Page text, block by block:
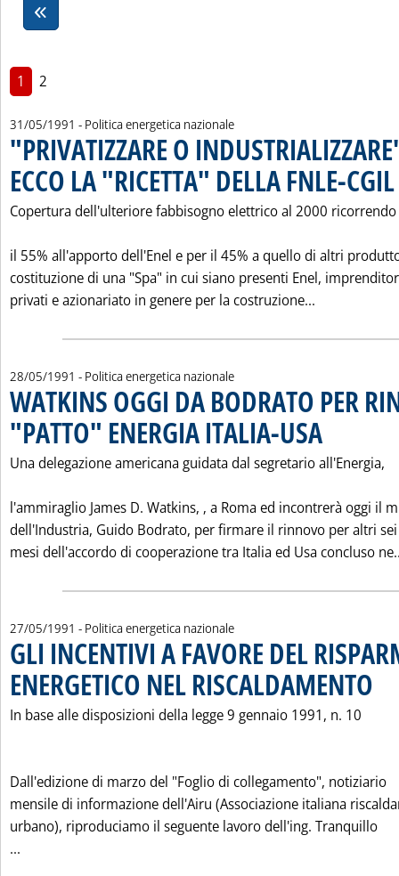
1 2
31/05/1991 - Politica energetica nazionale
"PRIVATIZZARE O
ECCO LA "RICETTA" DELLA FNLE-CGIL
Copertura dell'ulteriore fabbisogno elettrico al 2000
il 55% all'apporto dell'Enel e per il 45% a quello di altri
costituzione di una "Spa" in cui siano presenti Enel,
privati e azionariato in genere per la costruzione...
28/05/1991 - Politica energetica nazionale
WATKINS OGGI DA BODRATO PER
"PATTO" ENERGIA ITALIA-USA
Una delegazione americana guidata dal segretario all'Energia,
l'ammiraglio James D. Watkins, ‚ a Roma ed incontrerà oggi il
dell'Industria, Guido Bodrato, per firmare il rinnovo per altri sei
mesi dell'accordo di cooperazione tra Italia ed Usa concluso
27/05/1991 - Politica energetica nazionale
GLI INCENTIVI A FAVORE DEL
ENERGETICO NEL RISCALDAMENTO
In base alle disposizioni della legge 9 gennaio 1991, n. 10
Dall'edizione di marzo del "Foglio di collegamento", notiziario
mensile di informazione dell'Airu (Associazione italiana
urbano), riproduciamo il seguente lavoro dell'ing. Tranquillo
...